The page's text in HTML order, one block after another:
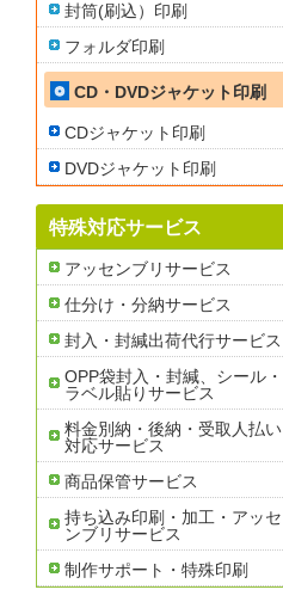
封筒(刷込）印刷
フォルダ印刷
CD・DVDジャケット印刷
CDジャケット印刷
DVDジャケット印刷
特殊対応サービス
アッセンブリサービス
仕分け・分納サービス
封入・封緘出荷代行サービス
OPP袋封入・封緘、シール・
ラベル貼りサービス
料金別納・後納・受取人払い
対応サービス
商品保管サービス
持ち込み印刷・加工・アッセ
ンブリサービス
制作サポート・特殊印刷